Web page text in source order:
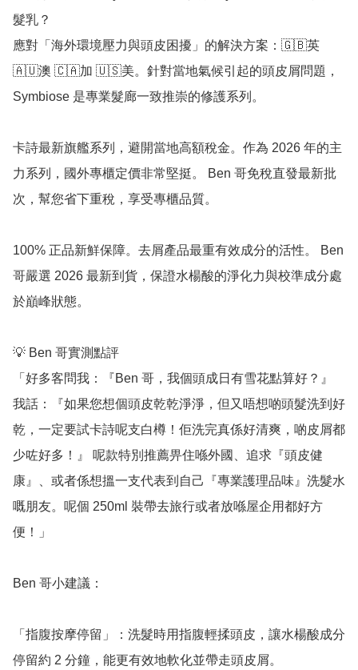
髮乳？
應對「海外環境壓力與頭皮困擾」的解決方案：🇬🇧英
🇦🇺澳 🇨🇦加 🇺🇸美。針對當地氣候引起的頭皮屑問題，
Symbiose 是專業髮廊一致推崇的修護系列。
卡詩最新旗艦系列，避開當地高額稅金。作為 2026 年的主
力系列，國外專櫃定價非常堅挺。 Ben 哥免稅直發最新批
次，幫您省下重稅，享受專櫃品質。
100% 正品新鮮保障。去屑產品最重有效成分的活性。 Ben
哥嚴選 2026 最新到貨，保證水楊酸的淨化力與校準成分處
於巔峰狀態。
💡 Ben 哥實測點評
「好多客問我：『Ben 哥，我個頭成日有雪花點算好？』
我話：『如果您想個頭皮乾乾淨淨，但又唔想啲頭髮洗到好
乾，一定要試卡詩呢支白樽！佢洗完真係好清爽，啲皮屑都
少咗好多！』 呢款特別推薦畀住喺外國、追求『頭皮健
康』、或者係想搵一支代表到自己『專業護理品味』洗髮水
嘅朋友。呢個 250ml 裝帶去旅行或者放喺屋企用都好方
便！」
Ben 哥小建議：
「指腹按摩停留」：洗髮時用指腹輕揉頭皮，讓水楊酸成分
停留約 2 分鐘，能更有效地軟化並帶走頭皮屑。